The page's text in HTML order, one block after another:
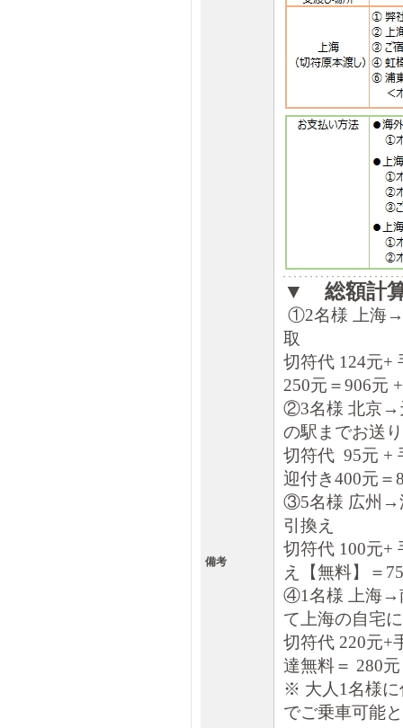
備考
▼ 総額計
①2名様 上海→
取
切符代 124元+
250元＝906元
②3名様 北京→
の駅までお送
切符代 95元 +
迎付き400元＝
③5名様 広州→
引換え
切符代 100元+
え【無料】＝
④1名様 上海→
て上海の自宅
切符代 220元+
達無料＝ 280元
※ 大人1名様に
でご乗車可能